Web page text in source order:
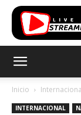
Inicio
INTERNACIONAL